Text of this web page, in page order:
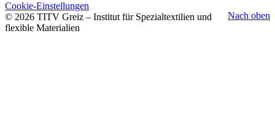
Nach oben
Cookie-Einstellungen
© 2026 TITV Greiz – Institut für Spezialtextilien und
flexible Materialien